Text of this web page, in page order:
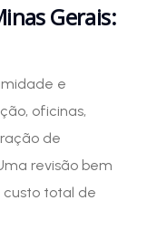
Gerais:
e
oficinas,
de
revisão bem
total de